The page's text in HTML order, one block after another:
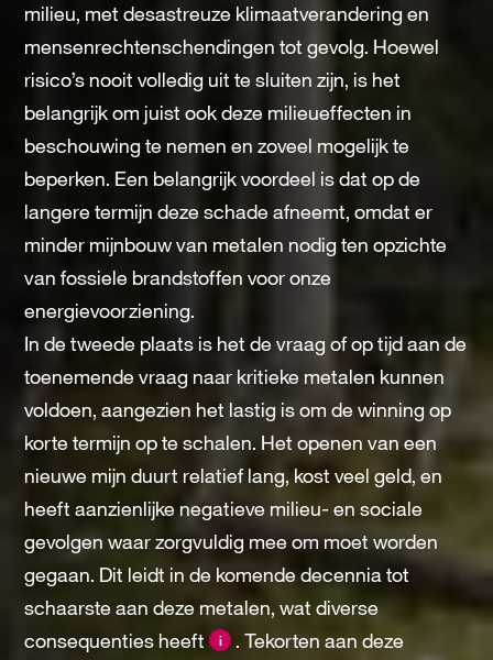
milieu, met desastreuze klimaatverandering en
mensenrechtenschendingen tot gevolg. Hoewel
risico’s nooit volledig uit te sluiten zijn, is het
belangrijk om juist ook deze milieueffecten in
beschouwing te nemen en zoveel mogelijk te
beperken. Een belangrijk voordeel is dat op de
langere termijn deze schade afneemt, omdat er
minder mijnbouw van metalen nodig ten opzichte
van fossiele brandstoffen voor onze
energievoorziening.
In de tweede plaats is het de vraag of op tijd aan de
toenemende vraag naar kritieke metalen kunnen
voldoen, aangezien het lastig is om de winning op
korte termijn op te schalen. Het openen van een
nieuwe mijn duurt relatief lang, kost veel geld, en
heeft aanzienlijke negatieve milieu- en sociale
gevolgen waar zorgvuldig mee om moet worden
gegaan. Dit leidt in de komende decennia tot
schaarste aan deze metalen, wat diverse
consequenties heeft i
. Tekorten aan deze